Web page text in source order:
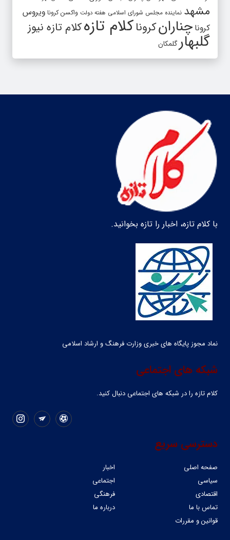
مشهد نماینده مجلس شورای اسلامی هفته دولت واکسن کرونا ویروس
کرونا چنارانکروناکلام تازهکلام تازه نیوز
گلبهارگلمکان
با کلام تازه، اخبار را تازه بخوانید.
نماد مجوز پایگاه های خبری وزارت فرهنگ و ارشاد اسلامی
شبکه های اجتماعی
کلام تازه را در شبکه ‌های اجتماعی دنبال کنید.
دسترسی سریع
صفحه اصلی
اخبار
سیاسی
اجتماعی
اقتصادی
فرهنگی
تماس با ما
درباره ما
قوانین و مقررات